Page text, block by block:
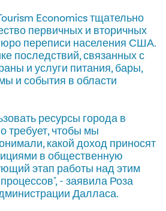
Economics тщательно
первичных и вторичных
переписи населения США.
последствий, связанных с
и услуги питания, бары,
и события в области
ресурсы города в
требует, чтобы мы
какой доход приносят
в общественную
этап работы над этим
- заявила Роза
Далласа.